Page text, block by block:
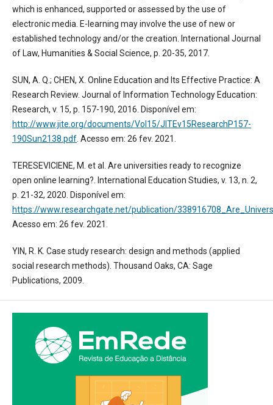
which is enhanced, supported or assessed by the use of
electronic media. E-learning may involve the use of new or
established technology and/or the creation. International Journal
of Law, Humanities & Social Science, p. 20-35, 2017.
SUN, A. Q.; CHEN, X. Online Education and Its Effective Practice: A
Research Review. Journal of Information Technology Education:
Research, v. 15, p. 157-190, 2016. Disponível em:
http://www.jite.org/documents/Vol15/JITEv15ResearchP157-
190Sun2138.pdf. Acesso em: 26 fev. 2021.
TERESEVICIENE, M. et al. Are universities ready to recognize
open online learning?. International Education Studies, v. 13, n. 2,
p. 21-32, 2020. Disponível em:
https://www.researchgate.net/publication/
Acesso em: 26 fev. 2021.
YIN, R. K. Case study research: design and methods (applied
social research methods). Thousand Oaks, CA: Sage
Publications, 2009.